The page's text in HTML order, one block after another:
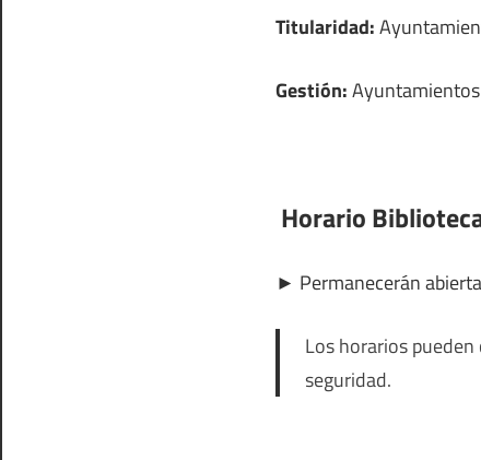
Titularidad:
Gestión:Ayuntamientos
Horario
► Permanecerán
Los horarios
seguridad.